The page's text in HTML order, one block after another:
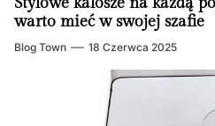
warto mieć w swojej szafie
Blog Town 18 Czerwca 2025